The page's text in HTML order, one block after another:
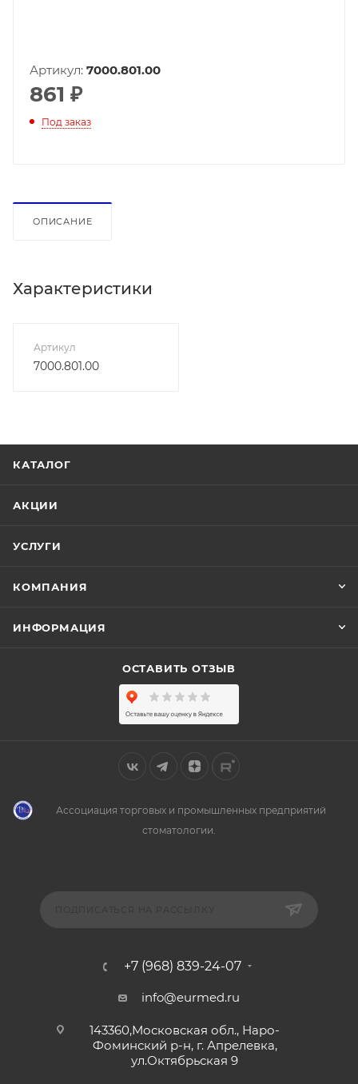
Артикул: 7000.801.00
861 ₽
Под заказ
ОПИСАНИЕ
Характеристики
Артикул
7000.801.00
КАТАЛОГ
АКЦИИ
УСЛУГИ
КОМПАНИЯ
ИНФОРМАЦИЯ
ОСТАВИТЬ ОТЗЫВ
Ассоциация торговых и промышленных предприятий
стоматологии.
+7 (968) 839-24-07
info@eurmed.ru
143360,Московская обл., Наро-
Фоминский р-н, г. Апрелевка,
ул.Октябрьская 9